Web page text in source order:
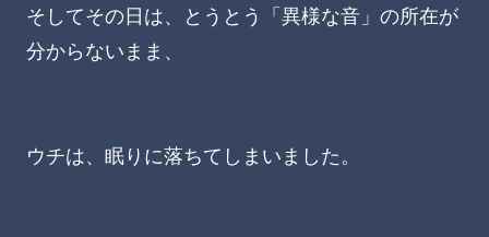
そしてその日は、とうとう「異様な音」の所在が
分からないまま、
ウチは、眠りに落ちてしまいました。